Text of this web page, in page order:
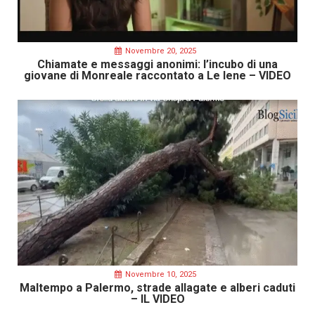
Novembre 20, 2025
Chiamate e messaggi anonimi: l’incubo di una
giovane di Monreale raccontato a Le Iene – VIDEO
Novembre 10, 2025
Maltempo a Palermo, strade allagate e alberi caduti
– IL VIDEO